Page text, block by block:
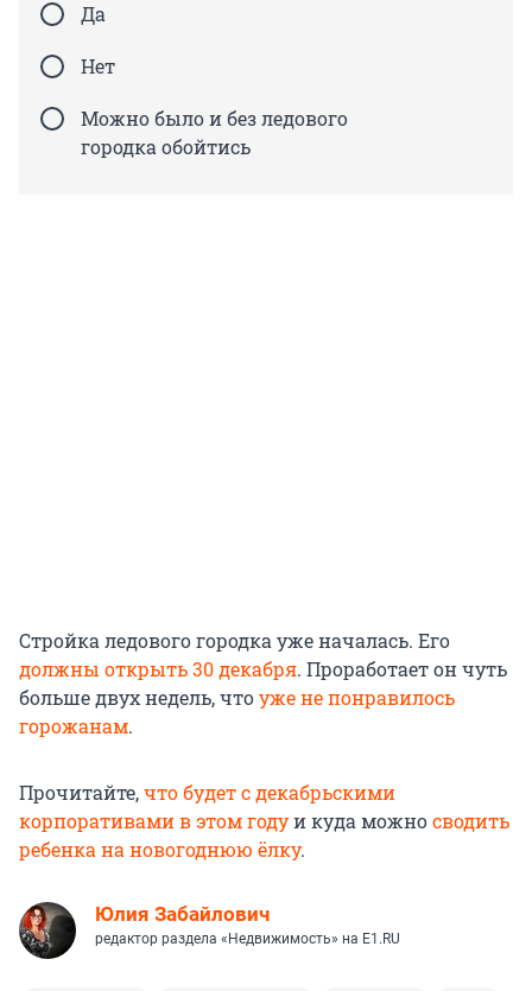
Да
Нет
Можно было и без ледового
городка обойтись
Стройка ледового городка уже началась. Его
должны открыть 30 декабря. Проработает он чуть
больше двух недель, чтоуже не понравилось
горожанам.
Прочитайте,что будет с декабрьскими
корпоративами в этом годуи куда можносводить
ребенка на новогоднюю ёлку.
Юлия Забайлович
редактор раздела «Недвижимость» на E1.RU